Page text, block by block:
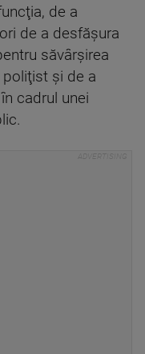
de a
de a desfăşura
săvârşirea
şi de a
cadrul unei